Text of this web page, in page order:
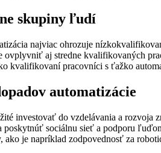
skupiny ľudí
najviac ohrozuje
ovplyvniť aj stredne kvalifikovaných
kvalifikovaní pracovníci s ťažko
automatizácie
investovať do vzdelávania a rozvoja
poskytnúť sociálnu sieť a podporu
ako je napríklad zodpovednosť za